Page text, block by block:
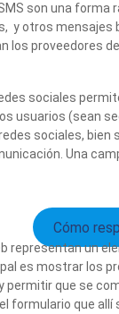
son una forma
y otros mensajes
los proveedores
sociales
usuarios (sean
sociales, bien
Una
Cómo
representan un
es mostrar los
permitir que se
formulario que allí